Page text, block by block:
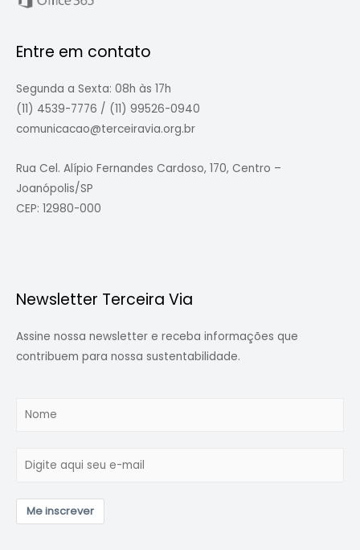
Entre em contato
Segunda a Sexta: 08h às 17h
(11) 4539-7776 / (11) 99526-0940
comunicacao@terceiravia.org.br
Rua Cel. Alípio Fernandes Cardoso, 170, Centro –
Joanópolis/SP
CEP: 12980-000
Newsletter Terceira Via
Assine nossa newsletter e receba informações que
contribuem para nossa sustentabilidade.
Me inscrever